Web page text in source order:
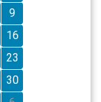
9
16
23
30